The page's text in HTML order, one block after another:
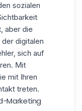
sozialen
aber die
digitalen
sich auf
Mit
mit Ihren
treten.
Marketing